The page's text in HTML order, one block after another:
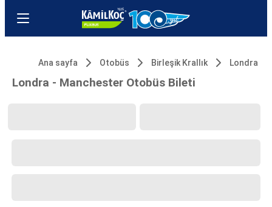
Ana sayfa Otobüs Birleşik Krallık Londra
Londra - Manchester Otobüs Bileti